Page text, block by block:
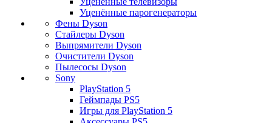
Уценённые парогенераторы
Фены Dyson
Стайлеры Dyson
Выпрямители Dyson
Очистители Dyson
Пылесосы Dyson
Sony
PlayStation 5
Геймпады PS5
Игры для PlayStation 5